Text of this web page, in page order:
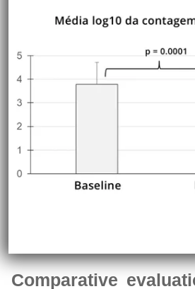
Comparative